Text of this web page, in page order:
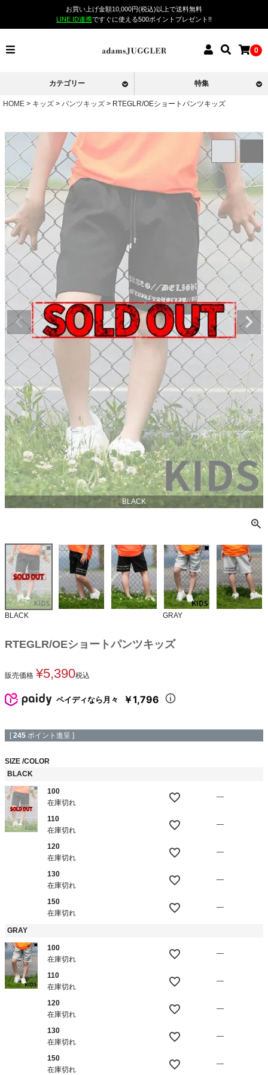
お買い上げ金額10,000円(税込)以上で送料無料
LINE ID連携ですぐに使える500ポイントプレゼント!!
0
カテゴリー 特集
HOME キッズ パンツキッズ RTEGLR/OEショートパンツキッズ
BLACK
BLACK GRAY
RTEGLR/OEショートパンツキッズ
販売価格 ¥5,390税込
ペイディなら月々 ￥1,796
[ 245 ポイント進呈 ]
SIZE COLOR
BLACK
100
在庫切れ
—
110
在庫切れ
—
120
在庫切れ
—
130
在庫切れ
—
150
在庫切れ
—
GRAY
100
在庫切れ
—
110
在庫切れ
—
120
在庫切れ
—
130
在庫切れ
—
150
在庫切れ
—